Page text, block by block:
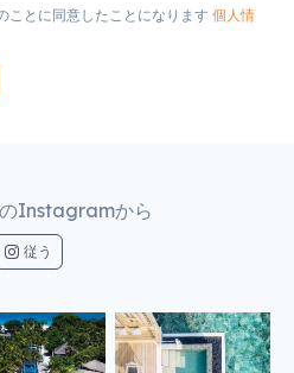
ことに同意したことになります 個人情
Instagramから
従う